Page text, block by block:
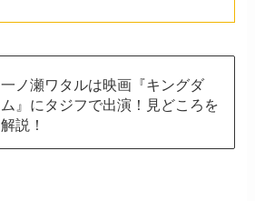
一ノ瀬ワタルは映画『キングダ
ム』にタジフで出演！見どころを
解説！